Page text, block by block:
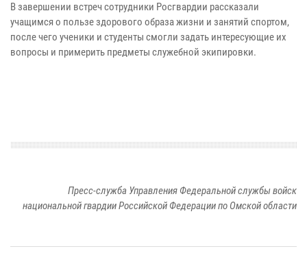
В завершении встреч сотрудники Росгвардии рассказали
учащимся о пользе здорового образа жизни и занятий спортом,
после чего ученики и студенты смогли задать интересующие их
вопросы и примерить предметы служебной экипировки.
Пресс-служба Управления Федеральной службы войск
национальной гвардии Российской Федерации по Омской области